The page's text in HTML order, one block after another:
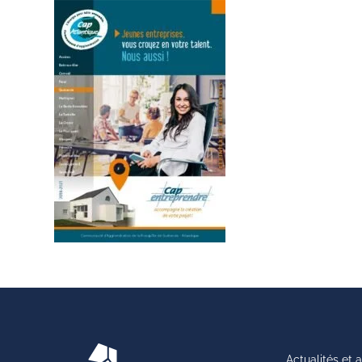
Actualités et